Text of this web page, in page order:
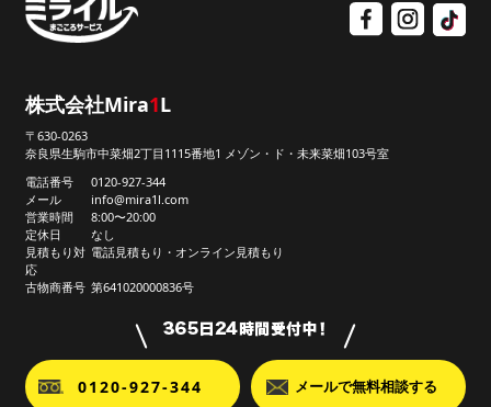
株式会社Mira1L
〒630-0263
奈良県生駒市中菜畑2丁目1115番地1 メゾン・ド・未来菜畑103号室
電話番号
0120-927-344
メール
info@mira1l.com
営業時間
8:00〜20:00
定休日
なし
見積もり対
応
電話見積もり・オンライン見積もり
古物商番号 第641020000836号
0120-927-344 メールで無料相談する